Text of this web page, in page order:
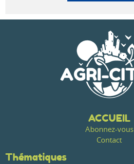
ACCUEIL
Abonnez-vous
Contact
Thématiques